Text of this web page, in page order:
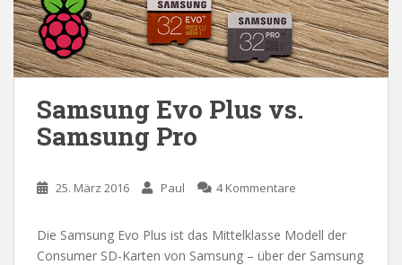
Samsung Evo Plus vs.
Samsung Pro
25. März 2016 Paul 4 Kommentare
Die Samsung Evo Plus ist das Mittelklasse Modell der
Consumer SD-Karten von Samsung – über der Samsung